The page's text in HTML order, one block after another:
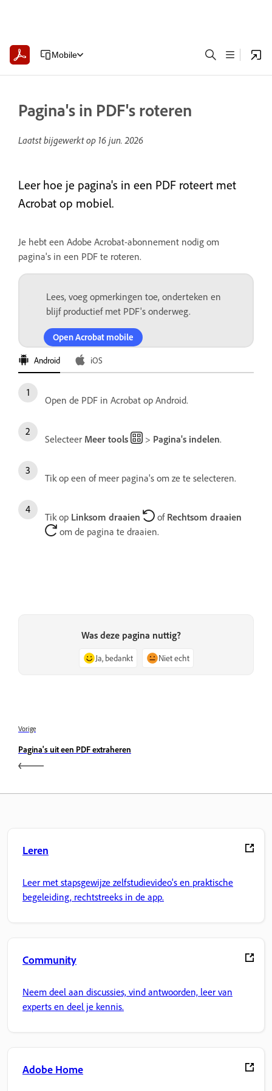
Mobile
Pagina's in PDF's roteren
Laatst bijgewerkt op 16 jun. 2026
Leer hoe je pagina's in een PDF roteert met
Acrobat op mobiel.
Je hebt een Adobe Acrobat-abonnement nodig om
pagina's in een PDF te roteren.
Lees, voeg opmerkingen toe, onderteken en
blijf productief met PDF's onderweg.
Open Acrobat mobile
Android iOS
Open de PDF in Acrobat op Android.
Selecteer Meer tools > Pagina's indelen.
Tik op een of meer pagina's om ze te selecteren.
Tik op Linksom draaien of Rechtsom draaien
om de pagina te draaien.
Was deze pagina nuttig?
Ja, bedankt Niet echt
Vorige
Pagina's uit een PDF extraheren
Leren
Leer met stapsgewijze zelfstudievideo's en praktische
begeleiding, rechtstreeks in de app.
Community
Neem deel aan discussies, vind antwoorden, leer van
experts en deel je kennis.
Adobe Home